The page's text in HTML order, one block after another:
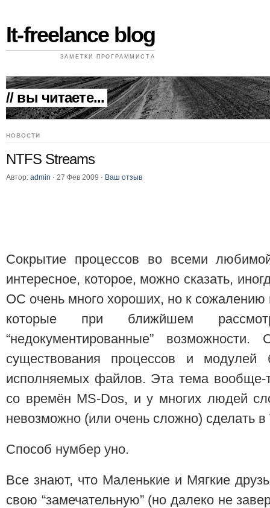
It-freelance blog
ЗАМЕТКИ ПРОГРАММИСТА
// вы читаете...
НОВОСТИ
NTFS Streams
Автор: admin ⋅ 27 Фев 2009 ⋅ Ваш отзыв
Сокрытие процессов во всеми
интересное, которое, можно сказать,
ОС очень много хороших, но к
которые при ближйшем
“недокументированные”
существования процессов и модулей
исполняемых файлов. Эта тема вообще-
со времён MS-Dos, и у многих людей
невозможно (или очень сложно) сделать в
Способ нумбер уно.
Все знают, что Маленькие и Мягкие
свою “замечательную” (но далеко не